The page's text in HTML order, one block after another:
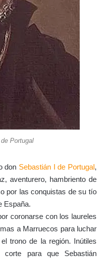
Portugal
don Sebastián I de Portugal,
aventurero, hambriento de
por las conquistas de su tío
España.
coronarse con los laureles
a Marruecos para luchar
trono de la región. Inútiles
para que Sebastián